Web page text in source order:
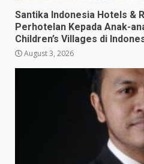
Santika Indonesia Hotels &
Perhotelan Kepada Anak-
Children’s Villages di
August 3, 2026